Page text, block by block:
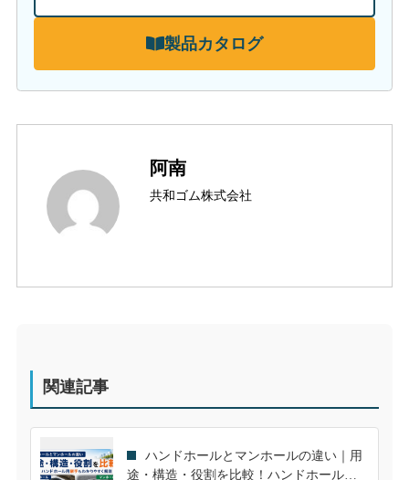
製品カタログ
阿南
共和ゴム株式会社
関連記事
ハンドホールとマンホールの違い｜用
途・構造・役割を比較！ハンドホール用